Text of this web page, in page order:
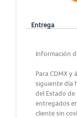
Entrega
Información
Para CDMX y
siguiente día
del Estado de
entregados
cliente sin